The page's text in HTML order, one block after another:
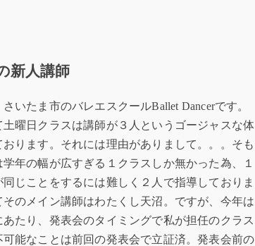
新人講師
いたま市のバレエスクールBallet Dancerです。
土曜日クラスは講師が３人というゴージャスな体
ります。それには理由がありまして。。。そも
年の幅が広すぎる１クラスしか無かった為、１
同じことをするには難しく２人で指導しておりま
そのメイン講師はわたくし天沼。ですが、今年は
たり、発表会のタイミングで私が担任のクラス
可能なことは前回の発表会で立証済。発表会前の